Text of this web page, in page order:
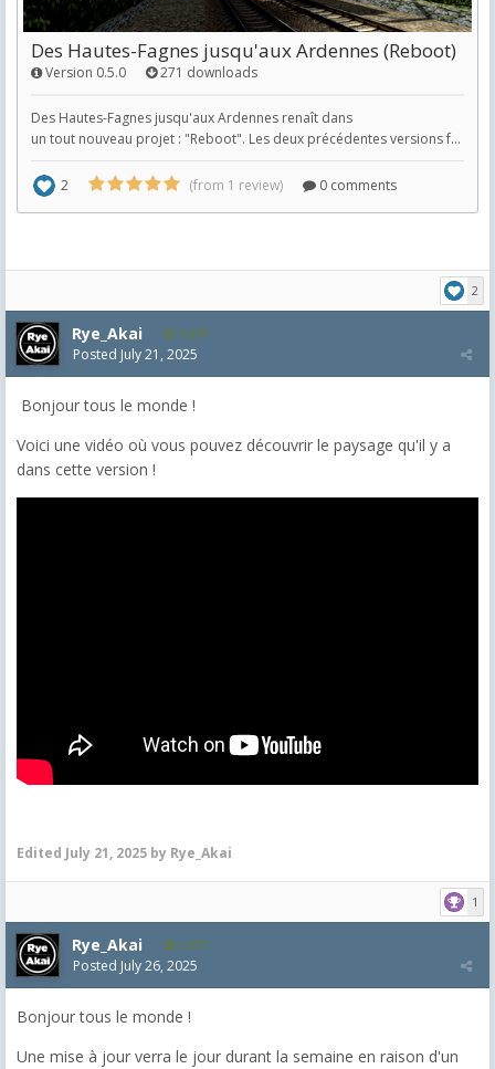
2
Rye_Akai 1,077
Posted July 21, 2025
Bonjour tous le monde !
Voici une vidéo où vous pouvez découvrir le paysage qu'il y a
dans cette version !
Edited July 21, 2025 by Rye_Akai
1
Rye_Akai 1,077
Posted July 26, 2025
Bonjour tous le monde !
Une mise à jour verra le jour durant la semaine en raison d'un